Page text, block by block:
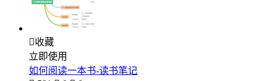
收藏
立即使用
如何阅读一本书-读书笔记